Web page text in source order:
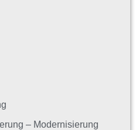
– Modernisierung